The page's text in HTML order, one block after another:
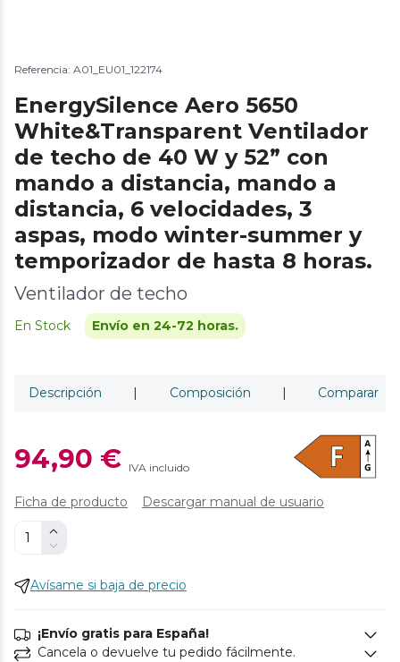
Referencia: A01_EU01_122174
EnergySilence Aero 5650
White&Transparent Ventilador
de techo de 40 W y 52” con
mando a distancia, mando a
distancia, 6 velocidades, 3
aspas, modo winter-summer y
temporizador de hasta 8 horas.
Ventilador de techo
En Stock Envío en 24-72 horas.
Descripción | Composición | Comparar
94,90 € IVA incluido
Ficha de producto Descargar manual de usuario
Avísame si baja de precio
¡Envío gratis para España!
Cancela o devuelve tu pedido fácilmente.